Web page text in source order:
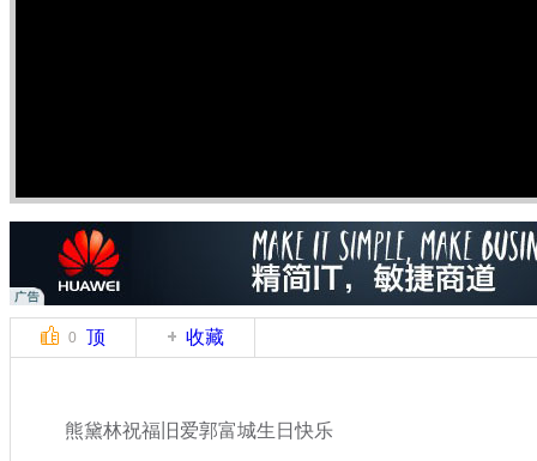
0 顶 收藏
熊黛林祝福旧爱郭富城生日快乐